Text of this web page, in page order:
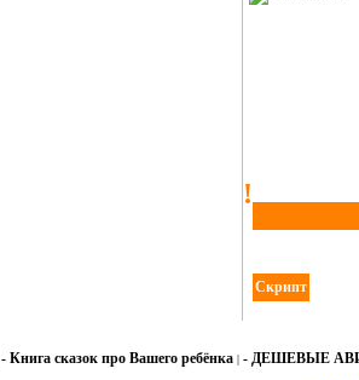
!
Скрипт
- Книга сказок про Вашего ребёнка | - ДЕШЕВЫЕ